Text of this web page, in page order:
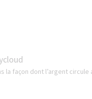
la façon dont l’argent